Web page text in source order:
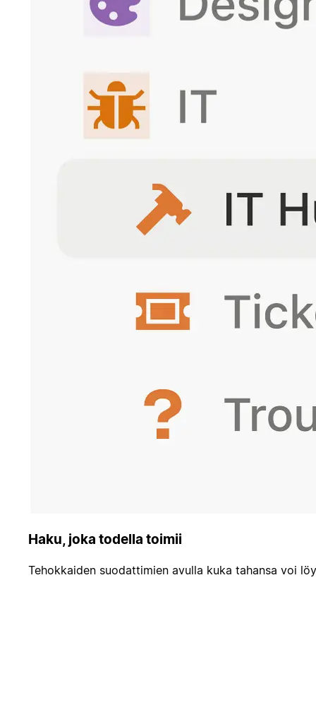
Haku, joka todella toimii
Tehokkaiden suodattimien avulla kuka tahansa voi